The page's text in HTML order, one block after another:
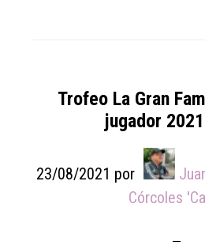
Trofeo La Gran
jugador
23/08/2021 por
Córcoles